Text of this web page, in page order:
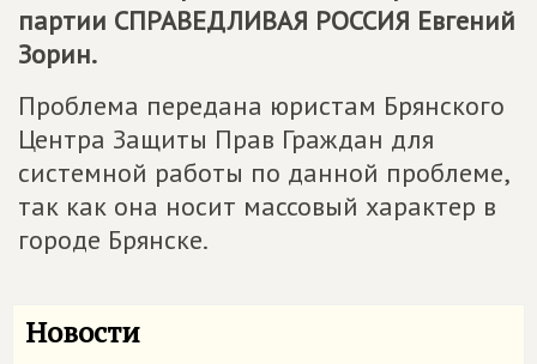
партии СПРАВЕДЛИВАЯ РОССИЯ Евгений
Зорин.
Проблема передана юристам Брянского
Центра Защиты Прав Граждан для
системной работы по данной проблеме,
так как она носит массовый характер в
городе Брянске.
Новости